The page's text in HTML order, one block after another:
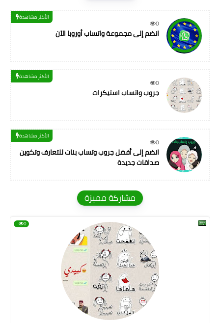
0
الأكثر مشاهدة
انضم إلى مجموعة واتساب أوروبا الآن
0
الأكثر مشاهدة
جروب واتساب استيكرات
0
الأكثر مشاهدة
انضم إلى أفضل جروب وتساب بنات للتعارف وتكوين
صداقات جديدة
مشاركة مميزة
0